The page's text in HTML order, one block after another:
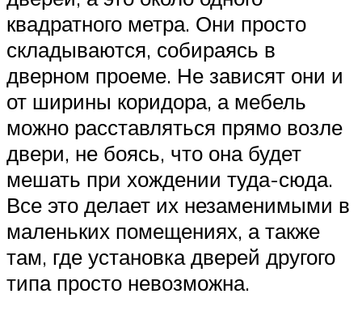
квадратного метра. Они просто
складываются, собираясь в
дверном проеме. Не зависят они и
от ширины коридора, а мебель
можно расставляться прямо возле
двери, не боясь, что она будет
мешать при хождении туда-сюда.
Все это делает их незаменимыми в
маленьких помещениях, а также
там, где установка дверей другого
типа просто невозможна.